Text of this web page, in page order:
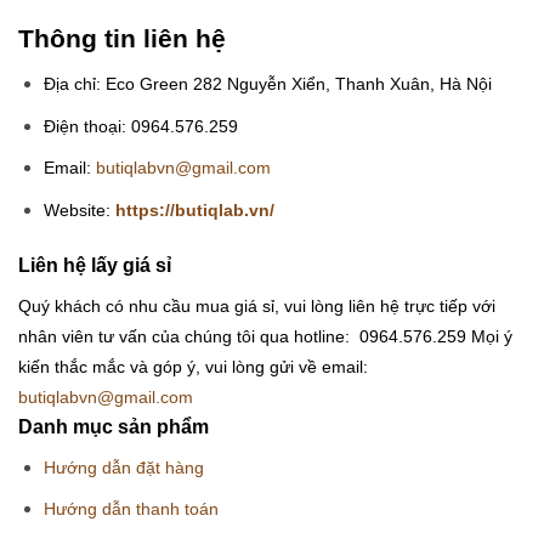
Thông tin liên hệ
Địa chỉ: Eco Green 282 Nguyễn Xiển, Thanh Xuân, Hà Nội
Điện thoại: 0964.576.259
Email: butiqlabvn@gmail.com
Website: https://butiqlab.vn/
Liên hệ lấy giá sỉ
Quý khách có nhu cầu mua giá sỉ, vui lòng liên hệ trực tiếp với
nhân viên tư vấn của chúng tôi qua hotline: 0964.576.259 Mọi ý
kiến thắc mắc và góp ý, vui lòng gửi về email:
butiqlabvn@gmail.com
Danh mục sản phẩm
Hướng dẫn đặt hàng
Hướng dẫn thanh toán